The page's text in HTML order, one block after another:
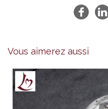
Vous aimerez aussi